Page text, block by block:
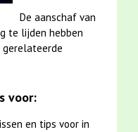
De aanschaf van
te lijden hebben
gerelateerde
voor:
en tips voor in